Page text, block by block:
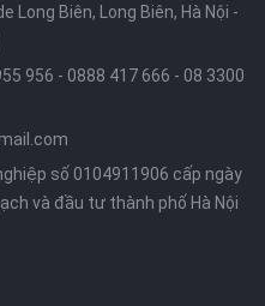
Long Biên, Long Biên, Hà Nội -
956 - 0888 417 666 - 08 3300
số 0104911906 cấp ngày
và đầu tư thành phố Hà Nội